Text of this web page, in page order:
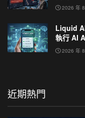
2026 年
Liquid
執行 AI
2026 年
近期熱門